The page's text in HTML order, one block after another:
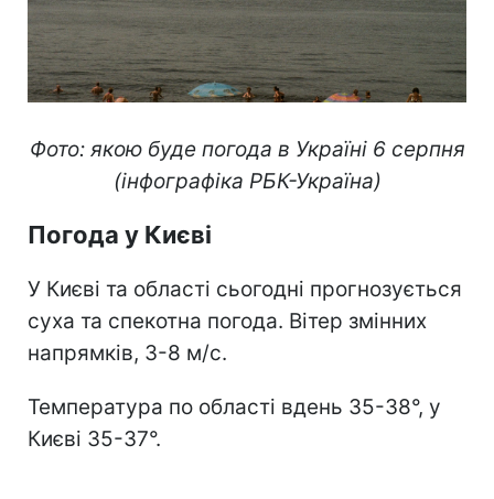
Фото: якою буде погода в Україні 6 серпня
(інфографіка РБК-Україна)
Погода у Києві
У Києві та області сьогодні прогнозується
суха та спекотна погода. Вітер змінних
напрямків, 3-8 м/с.
Температура по області вдень 35-38°, у
Києві 35-37°.